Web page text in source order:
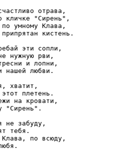
отрава,
кличке "Сирень",
умному Клава,
кистень.
эти сопли,
нужную рви,
и лопни,
нашей любви.
хватит,
плетень.
на кровати,
"Сирень".
не забуду,
тебя.
по всюду,